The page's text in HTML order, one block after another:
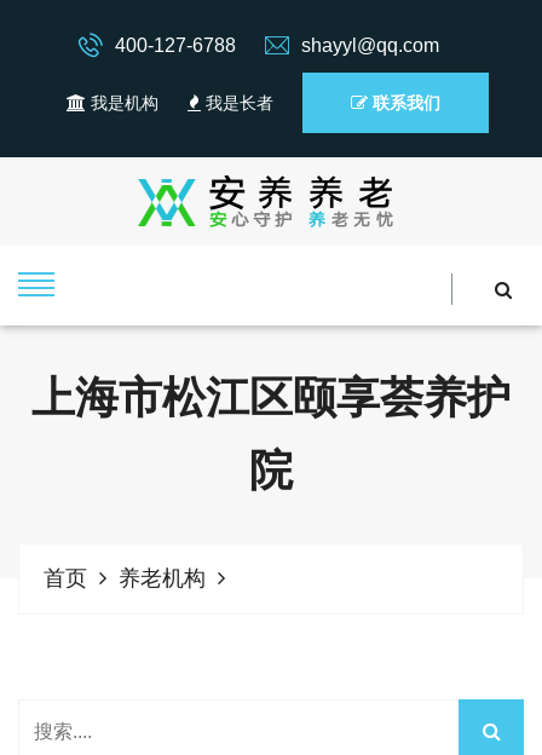
400-127-6788 shayyl@qq.com
我是机构 我是长者 联系我们
上海市松江区颐享荟养护
院
首页 养老机构